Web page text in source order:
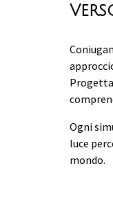
Ogni
luce
mondo.